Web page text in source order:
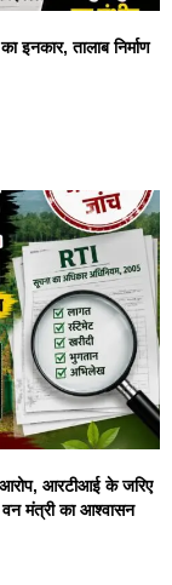
तालाब निर्माण
आरोप, आरटीआई के जरिए
वन मंत्री का आश्वासन